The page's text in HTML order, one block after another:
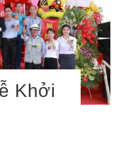
Khởi